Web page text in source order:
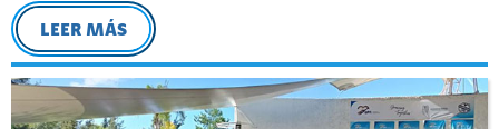
LEER MÁS